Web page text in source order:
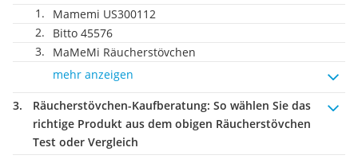
Mamemi US300112
Bitto 45576
MaMeMi Räucherstövchen
mehr anzeigen
Räucherstövchen-Kaufberatung: So wählen Sie das
richtige Produkt aus dem obigen Räucherstövchen
Test oder Vergleich